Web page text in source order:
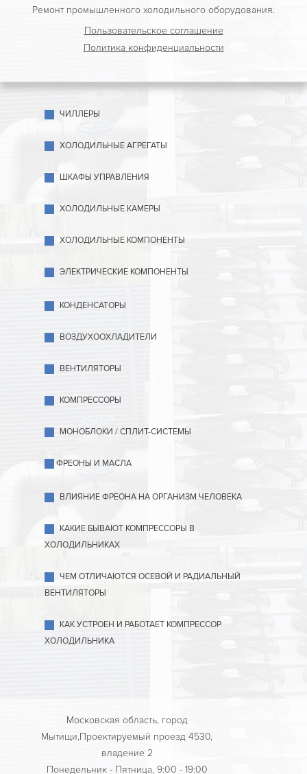
Ремонт промышленного холодильного оборудования.
Пользовательское соглашение
Политика конфиденциальности
ЧИЛЛЕРЫ
ХОЛОДИЛЬНЫЕ АГРЕГАТЫ
ШКАФЫ УПРАВЛЕНИЯ
ХОЛОДИЛЬНЫЕ КАМЕРЫ
ХОЛОДИЛЬНЫЕ КОМПОНЕНТЫ
ЭЛЕКТРИЧЕСКИЕ КОМПОНЕНТЫ
КОНДЕНСАТОРЫ
ВОЗДУХООХЛАДИТЕЛИ
ВЕНТИЛЯТОРЫ
КОМПРЕССОРЫ
МОНОБЛОКИ / СПЛИТ-СИСТЕМЫ
ФРЕОНЫ И МАСЛА
ВЛИЯНИЕ ФРЕОНА НА ОРГАНИЗМ ЧЕЛОВЕКА
КАКИЕ БЫВАЮТ КОМПРЕССОРЫ В
ХОЛОДИЛЬНИКАХ
ЧЕМ ОТЛИЧАЮТСЯ ОСЕВОЙ И РАДИАЛЬНЫЙ
ВЕНТИЛЯТОРЫ
КАК УСТРОЕН И РАБОТАЕТ КОМПРЕССОР
ХОЛОДИЛЬНИКА
Московская область, город
Мытищи,Проектируемый проезд 4530,
владение 2
Понедельник - Пятница, 9:00 - 19:00